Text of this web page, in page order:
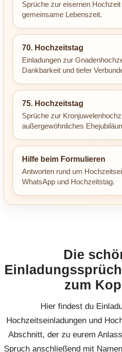
Sprüche zur eisernen
gemeinsame Lebenszeit.
70. Hochzeitstag
Einladungen zur
Dankbarkeit und tiefer
75. Hochzeitstag
Sprüche zur
außergewöhnliches
Hilfe beim Formulieren
Antworten rund um
WhatsApp und Hochzeitstag.
Die
zum
Hier findest du
Hochzeitseinladungen und
Abschnitt, der zu eurem
Spruch anschließend mit